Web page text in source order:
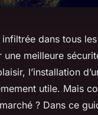
infiltrée dans tous
meilleure
l’installation
utile. Mais
? Dans ce